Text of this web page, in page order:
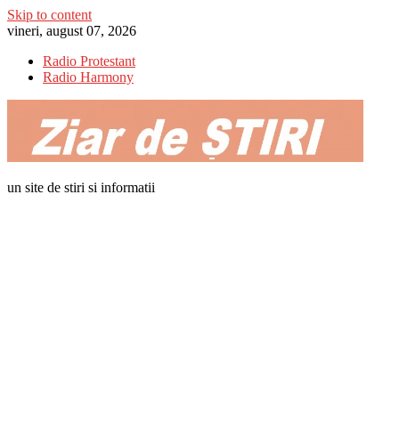
Skip to content
vineri, august 07, 2026
Radio Protestant
Radio Harmony
un site de stiri si informatii